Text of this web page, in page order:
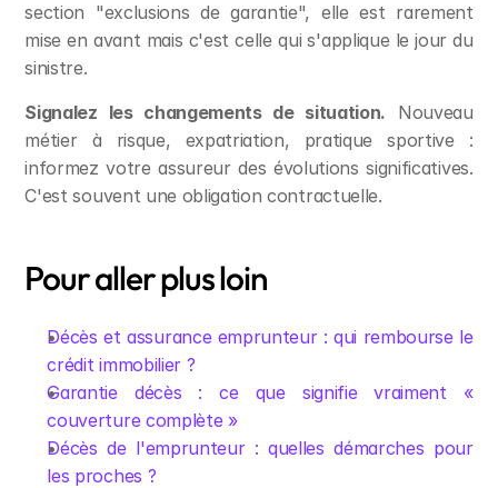
section "exclusions de garantie", elle est rarement
mise en avant mais c'est celle qui s'applique le jour du
sinistre.
Signalez les changements de situation. Nouveau
métier à risque, expatriation, pratique sportive :
informez votre assureur des évolutions significatives.
C'est souvent une obligation contractuelle.
Pour aller plus loin
Décès et assurance emprunteur : qui rembourse le
crédit immobilier ?
Garantie décès : ce que signifie vraiment «
couverture complète »
Décès de l'emprunteur : quelles démarches pour
les proches ?